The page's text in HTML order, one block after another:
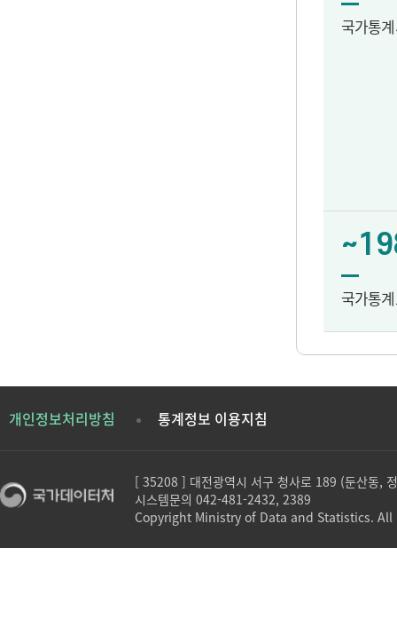
국가통
국가통
개인정보처리방침 통계정보 이용지침
[ 35208 ] 대전광역시 서구 청사로 189 (둔산동,
시스템문의 042-481-2432, 2389
Copyright Ministry of Data and Statistics.